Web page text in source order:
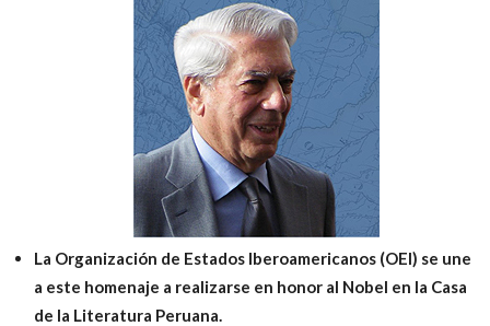
La Organización de Estados Iberoamericanos (OEI) se une
a este homenaje a realizarse en honor al Nobel en la Casa
de la Literatura Peruana.